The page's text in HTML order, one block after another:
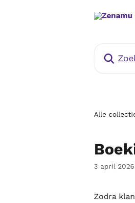
Alle
3 april 2026
Zodra